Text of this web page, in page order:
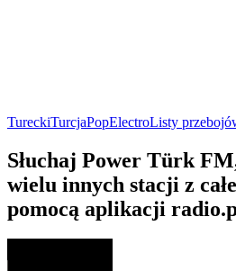
TureckiTurcjaPopElectroListy
Słuchaj Power Türk
wielu innych stacji z
pomocą aplikacji